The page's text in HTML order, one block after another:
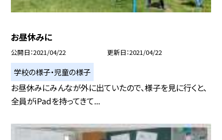
お昼休みに
公開日 2021/04/22 更新日 2021/04/22
学校の様子・児童の様子
お昼休みにみんなが外に出ていたので、様子を見に行くと、
全員がiPadを持ってきて...